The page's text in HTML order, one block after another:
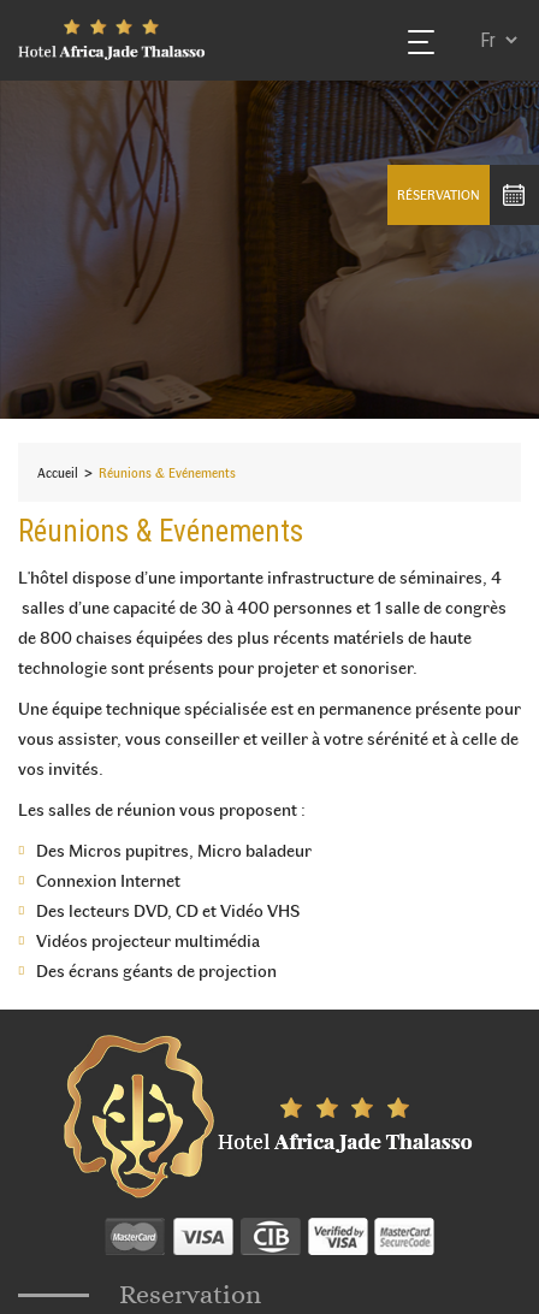
RÉSERVATION
reunions-evenements
Accueil > Réunions & Evénements
Réunions & Evénements
L'hôtel dispose d’une importante infrastructure de séminaires, 4
salles d’une capacité de 30 à 400 personnes et 1 salle de congrès
de 800 chaises équipées des plus récents matériels de haute
technologie sont présents pour projeter et sonoriser.
Une équipe technique spécialisée est en permanence présente pour
vous assister, vous conseiller et veiller à votre sérénité et à celle de
vos invités.
Les salles de réunion vous proposent :
Des Micros pupitres, Micro baladeur
Connexion Internet
Des lecteurs DVD, CD et Vidéo VHS
Vidéos projecteur multimédia
Des écrans géants de projection
Reservation